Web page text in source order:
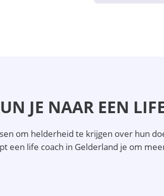
JE NAAR EEN
om helderheid te krijgen over hun
een life coach in Gelderland je om